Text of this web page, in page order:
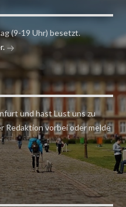
(9-19 Uhr) besetzt.
und hast Lust uns zu
Redaktion vorbei oder melde